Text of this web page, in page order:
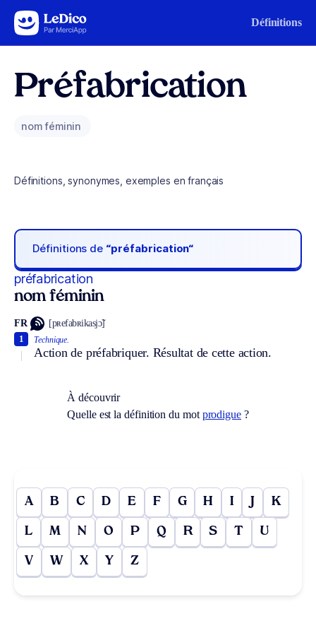
Aller au contenu Définitions
Préfabrication
nom féminin
Définitions, synonymes, exemples en français
Définitions de “préfabrication“
préfabrication
nom féminin
FR [pʀefabʀikasjɔ̃]
Technique.
Action de préfabriquer. Résultat de cette action.
1
À découvrir
Quelle est la définition du mot prodigue?
A B C D E F G H I J K
L M N O P Q R S T U
V W X Y Z